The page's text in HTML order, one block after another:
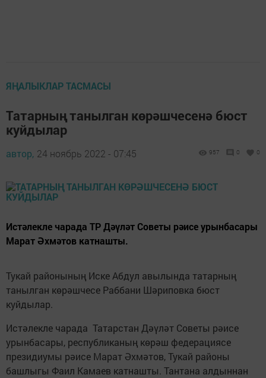
ЯҢАЛЫКЛАР ТАСМАСЫ
Татарның танылган көрәшчесенә бюст
куйдылар
автор, 24 ноябрь 2022 - 07:45 957 0 0
Истәлекле чарада ТР Дәүләт Советы рәисе урынбасары
Марат Әхмәтов катнашты.
Тукай районының Иске Абдул авылында татарның
танылган көрәшчесе Раббани Шәриповка бюст
куйдылар.
Истәлекле чарада Татарстан Дәүләт Советы рәисе
урынбасары, республиканың көрәш федерациясе
президиумы рәисе Марат Әхмәтов, Тукай районы
башлыгы Фаил Камаев катнашты. Тантана алдыннан